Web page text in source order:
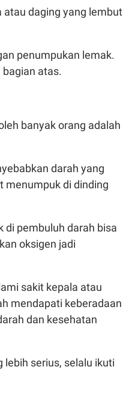
atau daging yang lembut
penumpukan lemak.
atas.
banyak orang adalah
darah yang
menumpuk di dinding
di pembuluh darah bisa
oksigen jadi
sakit kepala atau
mendapati keberadaan
dan kesehatan
serius, selalu ikuti